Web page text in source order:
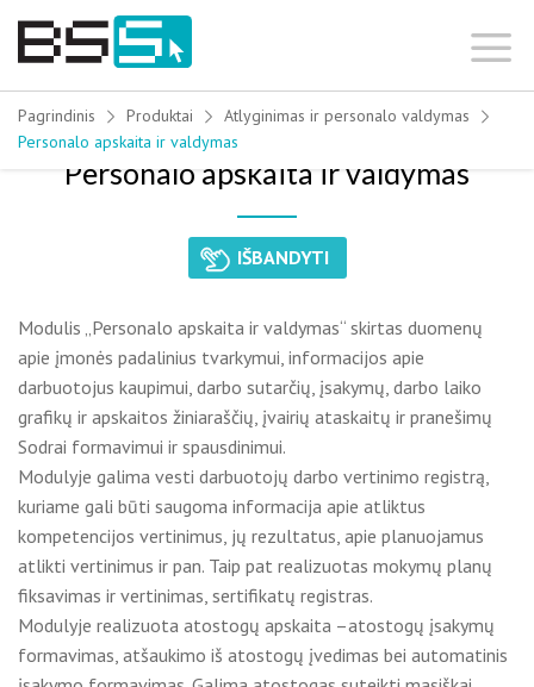
Skip
Pagrindinis Produktai
Atlyginimas ir personalo valdymas
Personalo apskaita ir valdymas
Personalo apskaita ir valdymas
IŠBANDYTI
Modulis „Personalo apskaita ir valdymas“ skirtas duomenų
apie įmonės padalinius tvarkymui, informacijos apie
darbuotojus kaupimui, darbo sutarčių, įsakymų, darbo laiko
grafikų ir apskaitos žiniaraščių, įvairių ataskaitų ir pranešimų
Sodrai formavimui ir spausdinimui.
Modulyje galima vesti darbuotojų darbo vertinimo registrą,
kuriame gali būti saugoma informacija apie atliktus
kompetencijos vertinimus, jų rezultatus, apie planuojamus
atlikti vertinimus ir pan. Taip pat realizuotas mokymų planų
fiksavimas ir vertinimas, sertifikatų registras.
Modulyje realizuota atostogų apskaita –atostogų įsakymų
formavimas, atšaukimo iš atostogų įvedimas bei automatinis